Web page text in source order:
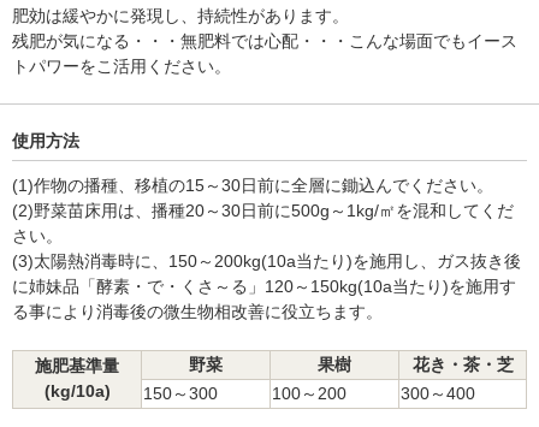
肥効は緩やかに発現し、持続性があります。
残肥が気になる・・・無肥料では心配・・・こんな場面でもイース
トパワーをこ活用ください。
使用方法
(1)作物の播種、移植の15～30日前に全層に鋤込んでください。
(2)野菜苗床用は、播種20～30日前に500g～1kg/㎡を混和してくだ
さい。
(3)太陽熱消毒時に、150～200kg(10a当たり)を施用し、ガス抜き後
に姉妹品「酵素・で・くさ～る」120～150kg(10a当たり)を施用す
る事により消毒後の微生物相改善に役立ちます。
施肥基準量
(kg/10a)
野菜 果樹
花き・茶・芝
150～300
100～200 300～400